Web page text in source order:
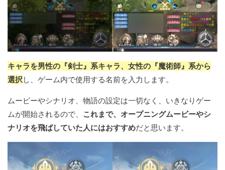
キャラを男性の『剣士』系キャラ、女性の『魔術師』系から
選択 し、ゲーム内で使用する名前を入力します。
ムービーやシナリオ、物語の設定は一切なく、いきなりゲー
ムが開始されるので、 これまで、オープニングムービーやシ
ナリオを飛ばしていた人にはおすすめだと思います。